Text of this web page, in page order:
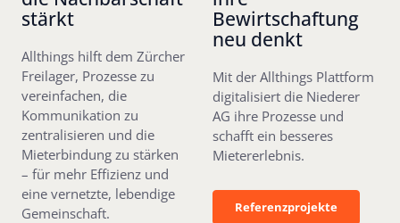
stärkt
Allthings hilft dem Zürcher
Freilager, Prozesse zu
vereinfachen, die
Kommunikation zu
zentralisieren und die
Mieterbindung zu stärken
– für mehr Effizienz und
eine vernetzte, lebendige
Gemeinschaft.
Bewirtschaftung
neu denkt
Mit der Allthings Plattform
digitalisiert die Niederer
AG ihre Prozesse und
schafft ein besseres
Mietererlebnis.
Referenzprojekte
Referenzprojekte